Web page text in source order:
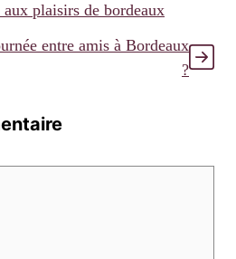
plaisirs de bordeaux
entre amis à Bordeaux
?